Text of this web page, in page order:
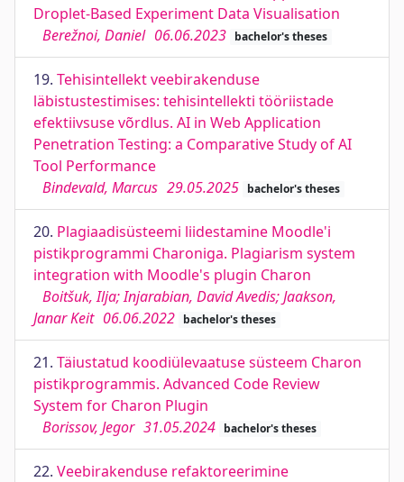
Droplet-Based Experiment Data Visualisation
Berežnoi, Daniel 06.06.2023 bachelor's theses
19. Tehisintellekt veebirakenduse
läbistustestimises: tehisintellekti tööriistade
efektiivsuse võrdlus. AI in Web Application
Penetration Testing: a Comparative Study of AI
Tool Performance
Bindevald, Marcus 29.05.2025 bachelor's theses
20. Plagiaadisüsteemi liidestamine Moodle'i
pistikprogrammi Charoniga. Plagiarism system
integration with Moodle's plugin Charon
Boitšuk, Ilja; Injarabian, David Avedis; Jaakson,
Janar Keit 06.06.2022 bachelor's theses
21. Täiustatud koodiülevaatuse süsteem Charon
pistikprogrammis. Advanced Code Review
System for Charon Plugin
Borissov, Jegor 31.05.2024 bachelor's theses
22. Veebirakenduse refaktoreerimine